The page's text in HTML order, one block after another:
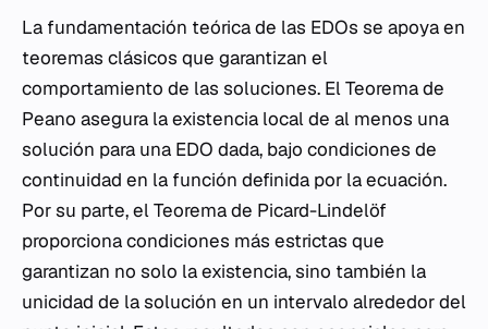
La fundamentación teórica de las EDOs se apoya en
teoremas clásicos que garantizan el
comportamiento de las soluciones. El Teorema de
Peano asegura la existencia local de al menos una
solución para una EDO dada, bajo condiciones de
continuidad en la función definida por la ecuación.
Por su parte, el Teorema de Picard-Lindelöf
proporciona condiciones más estrictas que
garantizan no solo la existencia, sino también la
unicidad de la solución en un intervalo alrededor del